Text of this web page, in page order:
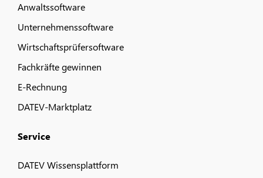
Anwaltssoftware
Unternehmenssoftware
Wirtschaftsprüfersoftware
Fachkräfte gewinnen
E-Rechnung
DATEV-Marktplatz
Service
DATEV Wissensplattform